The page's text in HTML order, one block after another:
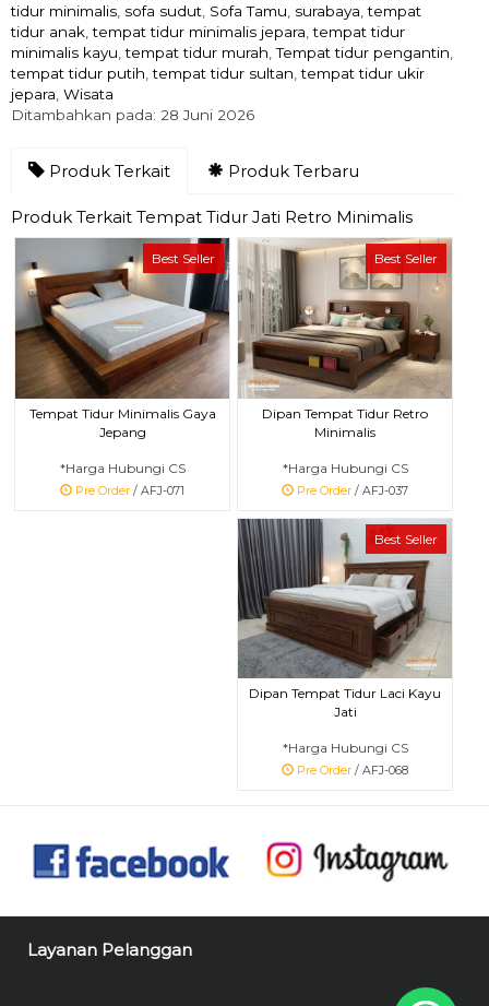
tidur minimalis sofa sudut Sofa Tamu surabaya ,tempat
tidur anak ,tempat tidur minimalis jepara ,tempat tidur
minimalis kayu ,tempat tidur murah ,Tempat tidur pengantin
tempat tidur putih ,tempat tidur sultan ,tempat tidur ukir
jepara Wisata
Ditambahkan pada: 28 Juni 2026
Produk Terkait Produk Terbaru
Produk Terkait Tempat Tidur Jati Retro Minimalis
Best Seller
Tempat Tidur Minimalis Gaya
Jepang
*Harga Hubungi CS
Pre Order / AFJ-071
Best Seller
Dipan Tempat Tidur Retro
Minimalis
*Harga Hubungi CS
Pre Order / AFJ-037
Best Seller
Dipan Tempat Tidur Laci Kayu
Jati
*Harga Hubungi CS
Pre Order / AFJ-068
Layanan Pelanggan